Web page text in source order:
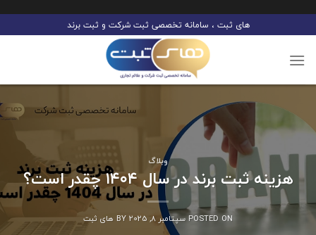
to
content
های ثبت ، سامانه تخصصی ثبت شرکت و ثبت برند
وبلاگ
هزینه ثبت برند در سال ۱۴۰۴ چقدر است؟
POSTED ON سپتامبر 8, 2025 های ثبت